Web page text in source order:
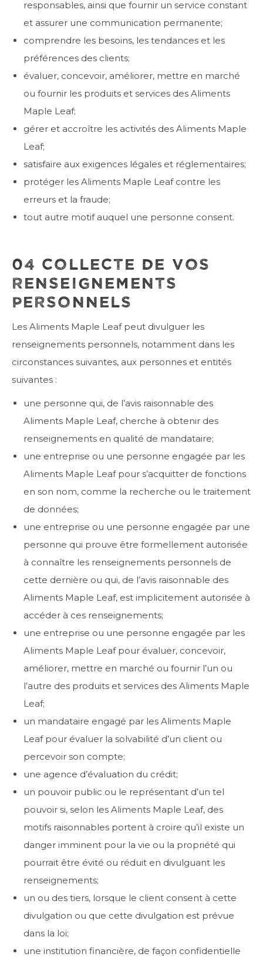
responsables, ainsi que fournir un service constant
et assurer une communication permanente;
comprendre les besoins, les tendances et les
préférences des clients;
évaluer, concevoir, améliorer, mettre en marché
ou fournir les produits et services des Aliments
Maple Leaf;
gérer et accroître les activités des Aliments Maple
Leaf;
satisfaire aux exigences légales et réglementaires;
protéger les Aliments Maple Leaf contre les
erreurs et la fraude;
tout autre motif auquel une personne consent.
04 COLLECTE DE VOS
RENSEIGNEMENTS
PERSONNELS
Les Aliments Maple Leaf peut divulguer les
renseignements personnels, notamment dans les
circonstances suivantes, aux personnes et entités
suivantes :
une personne qui, de l’avis raisonnable des
Aliments Maple Leaf, cherche à obtenir des
renseignements en qualité de mandataire;
une entreprise ou une personne engagée par les
Aliments Maple Leaf pour s’acquitter de fonctions
en son nom, comme la recherche ou le traitement
de données;
une entreprise ou une personne engagée par une
personne qui prouve être formellement autorisée
à connaître les renseignements personnels de
cette dernière ou qui, de l’avis raisonnable des
Aliments Maple Leaf, est implicitement autorisée à
accéder à ces renseignements;
une entreprise ou une personne engagée par les
Aliments Maple Leaf pour évaluer, concevoir,
améliorer, mettre en marché ou fournir l’un ou
l’autre des produits et services des Aliments Maple
Leaf;
un mandataire engagé par les Aliments Maple
Leaf pour évaluer la solvabilité d’un client ou
percevoir son compte;
une agence d’évaluation du crédit;
un pouvoir public ou le représentant d’un tel
pouvoir si, selon les Aliments Maple Leaf, des
motifs raisonnables portent à croire qu’il existe un
danger imminent pour la vie ou la propriété qui
pourrait être évité ou réduit en divulguant les
renseignements;
un ou des tiers, lorsque le client consent à cette
divulgation ou que cette divulgation est prévue
dans la loi;
une institution financière, de façon confidentielle